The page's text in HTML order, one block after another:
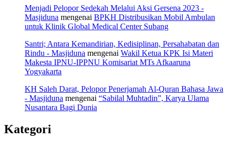
Menjadi Pelopor Sedekah Melalui Aksi Gersena 2023 -
Masjiduna mengenai BPKH Distribusikan Mobil Ambulan
untuk Klinik Global Medical Center Subang
Santri; Antara Kemandirian, Kedisiplinan, Persahabatan dan
Rindu - Masjiduna mengenai Wakil Ketua KPK Isi Materi
Makesta IPNU-IPPNU Komisariat MTs Afkaaruna
Yogyakarta
KH Saleh Darat, Pelopor Penerjamah Al-Quran Bahasa Jawa
- Masjiduna mengenai “Sabilal Muhtadin”, Karya Ulama
Nusantara Bagi Dunia
Kategori